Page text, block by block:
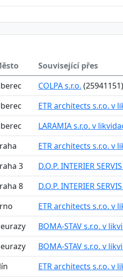
Související přes
COLPA s.r.o. (25941151)
ETR architects s.r.o. v
LARAMIA s.r.o. v
ETR architects s.r.o. v
3 D.O.P. INTERIER
8 D.O.P. INTERIER
ETR architects s.r.o. v
BOMA-STAV s.r.o. v
BOMA-STAV s.r.o. v
ETR architects s.r.o. v